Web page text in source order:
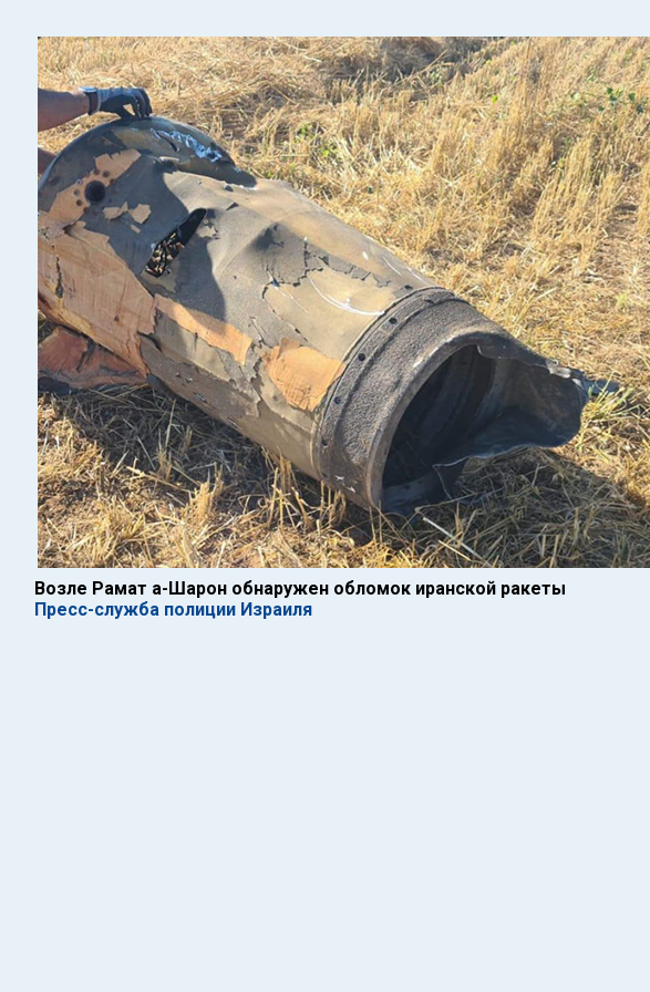
Возле Рамат а-Шарон обнаружен обломок иранской ракеты
Пресс-служба полиции Израиля